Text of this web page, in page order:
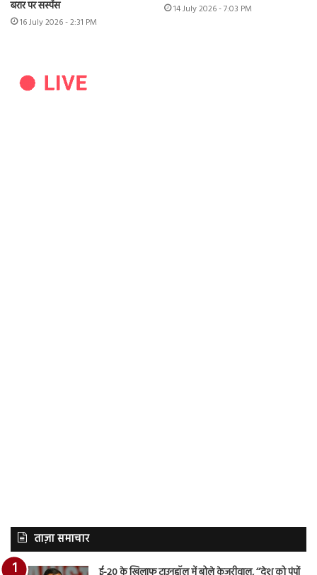
बरार पर सस्पेंस
16 July 2026 - 2:31 PM
14 July 2026 - 7:03 PM
ताज़ा समाचार